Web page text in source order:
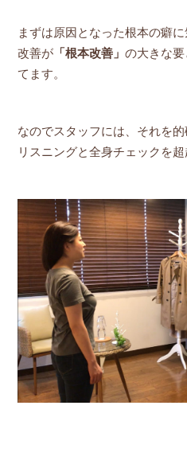
まずは原因となった根本の癖
改善が「根本改善」 の大きな
てます。
なのでスタッフには、それを
リスニングと全身チェックを超